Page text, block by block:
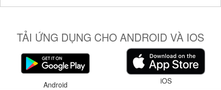
TẢI ỨNG DỤNG CHO ANDROID VÀ IOS
Android iOS